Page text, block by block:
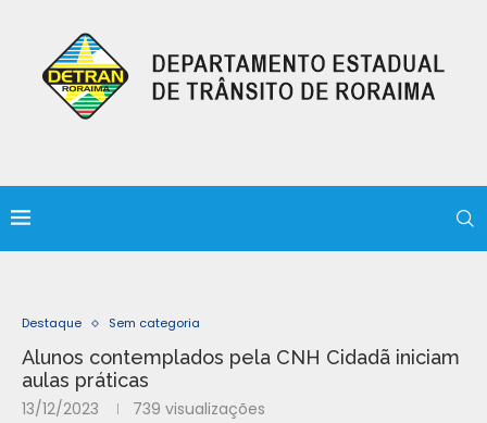
Destaque Sem categoria
Alunos contemplados pela CNH Cidadã iniciam
aulas práticas
13/12/2023 739 visualizações